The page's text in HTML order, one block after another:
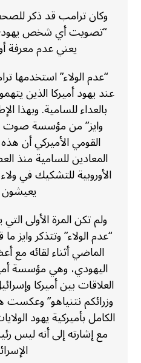
وكان ترامب قد ذكر
“تصويت أي شخص يهودي
يعني عدم معرفة
“عدم الولاء” استخدمها
عند يهود أميركا الذين
بالعداء للسامية. وبهذا
وايز” من مؤسسة صوت
القومي الأميركي أن
المعادين للسامية منذ
الأوروبية للتشكيك في ولاء
يعيشون
ولم تكن المرة الأولى
“عدم الولاء” وتتذكر وايز
الماضي أثناء لقائه مع
اليهودي، وهي مؤسسة
العلاقات بين أميركا
وزرائكم نتنياهو” وعكست
الكامل بأميركية يهود
مع إشارته إلى أنه ليس